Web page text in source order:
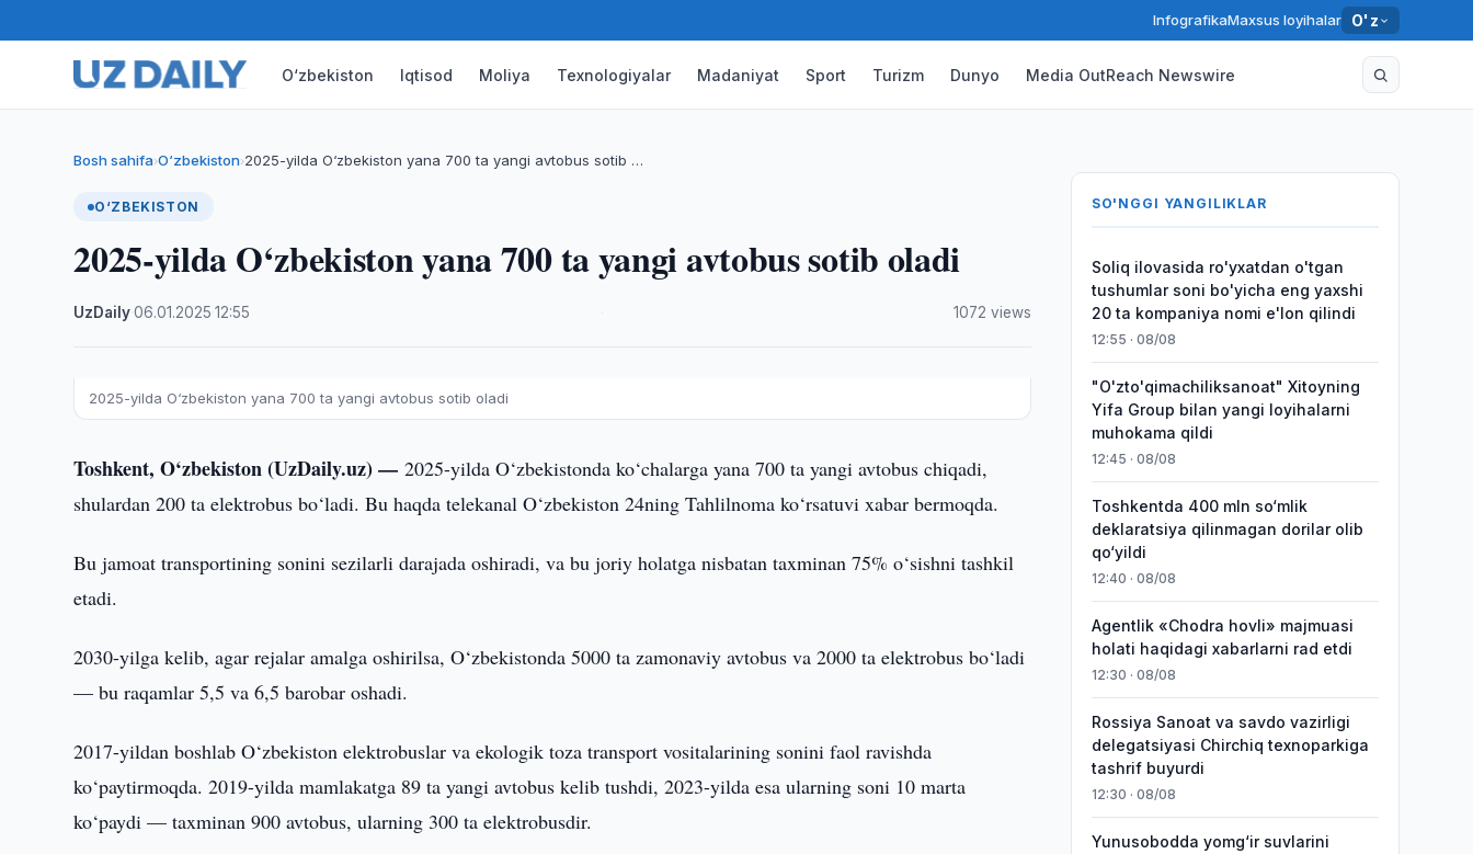
InfografikaMaxsus loyihalar O'z
O‘zbekiston Iqtisod Moliya Texnologiyalar Madaniyat Sport Turizm Dunyo Media OutReach Newswire
Bosh sahifa›O‘zbekiston›2025-yilda O‘zbekiston yana 700 ta yangi avtobus sotib …
O‘ZBEKISTON
2025-yilda O‘zbekiston yana 700 ta yangi avtobus sotib oladi
UzDaily·06.01.2025 ·12:55 1072 views
2025-yilda O‘zbekiston yana 700 ta yangi avtobus sotib oladi
Toshkent, O‘zbekiston (UzDaily.uz) —2025-yilda O‘zbekistonda ko‘chalarga yana 700 ta yangi avtobus chiqadi,
shulardan 200 ta elektrobus bo‘ladi. Bu haqda telekanal O‘zbekiston 24ning Tahlilnoma ko‘rsatuvi xabar bermoqda.
Bu jamoat transportining sonini sezilarli darajada oshiradi, va bu joriy holatga nisbatan taxminan 75% o‘sishni tashkil
etadi.
2030-yilga kelib, agar rejalar amalga oshirilsa, O‘zbekistonda 5000 ta zamonaviy avtobus va 2000 ta elektrobus bo‘ladi
— bu raqamlar 5,5 va 6,5 barobar oshadi.
2017-yildan boshlab O‘zbekiston elektrobuslar va ekologik toza transport vositalarining sonini faol ravishda
ko‘paytirmoqda. 2019-yilda mamlakatga 89 ta yangi avtobus kelib tushdi, 2023-yilda esa ularning soni 10 marta
ko‘paydi — taxminan 900 avtobus, ularning 300 ta elektrobusdir.
SO'NGGI YANGILIKLAR
Soliq ilovasida ro'yxatdan o'tgan
tushumlar soni bo'yicha eng yaxshi
20 ta kompaniya nomi e'lon qilindi
12:55 · 08/08
"O'zto'qimachiliksanoat" Xitoyning
Yifa Group bilan yangi loyihalarni
muhokama qildi
12:45 · 08/08
Toshkentda 400 mln so‘mlik
deklaratsiya qilinmagan dorilar olib
qo‘yildi
12:40 · 08/08
Agentlik «Chodra hovli» majmuasi
holati haqidagi xabarlarni rad etdi
12:30 · 08/08
Rossiya Sanoat va savdo vazirligi
delegatsiyasi Chirchiq texnoparkiga
tashrif buyurdi
12:30 · 08/08
Yunusobodda yomg‘ir suvlarini